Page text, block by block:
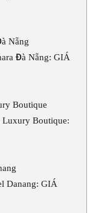
Nẵng
Đà Nẵng: GIÁ
Boutique
Luxury Boutique:
Danang: GIÁ